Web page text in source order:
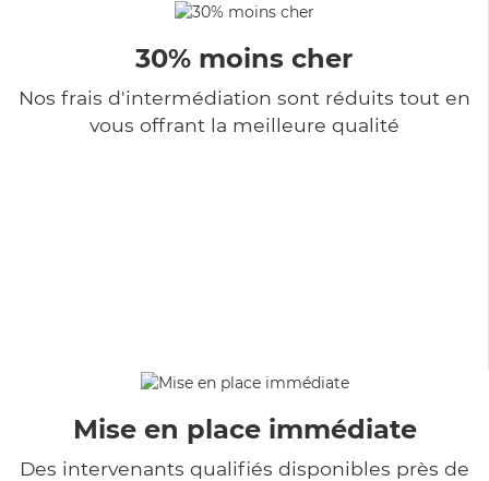
30% moins cher
Nos frais d'intermédiation sont réduits tout en
vous offrant la meilleure qualité
Mise en place immédiate
Des intervenants qualifiés disponibles près de